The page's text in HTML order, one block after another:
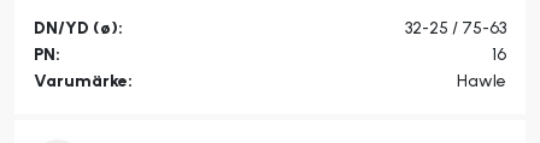
DN/YD (ø):
32-25 / 75-63
PN:
16
Varumärke:
Hawle